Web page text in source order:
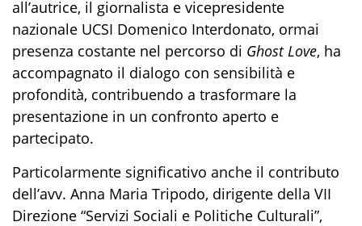
all’autrice, il giornalista e vicepresidente
nazionale UCSI Domenico Interdonato, ormai
presenza costante nel percorso di Ghost Love, ha
accompagnato il dialogo con sensibilità e
profondità, contribuendo a trasformare la
presentazione in un confronto aperto e
partecipato.
Particolarmente significativo anche il contributo
dell’avv. Anna Maria Tripodo, dirigente della VII
Direzione “Servizi Sociali e Politiche Culturali”,